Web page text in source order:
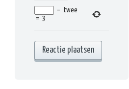
− twee
= 3